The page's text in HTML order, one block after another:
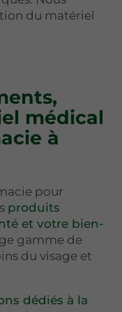
du matériel
médical
à
pour
produits
et votre bien-
gamme de
du visage et
dédiés à la